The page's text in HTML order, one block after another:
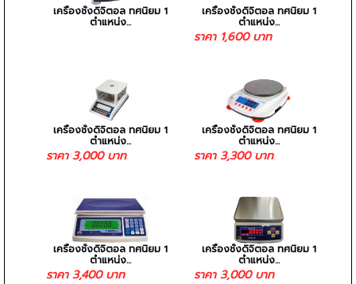
เครื่องชั่งดิจิตอล ทศนิยม 1
ตำแหน่ง...
เครื่องชั่งดิจิตอล ทศนิยม 1
ตำแหน่ง...
ราคา 1,600 บาท
เครื่องชั่งดิจิตอล ทศนิยม 1
ตำแหน่ง...
ราคา 3,000 บาท
เครื่องชั่งดิจิตอล ทศนิยม 1
ตำแหน่ง...
ราคา 3,300 บาท
เครื่องชั่งดิจิตอล ทศนิยม 1
ตำแหน่ง...
ราคา 3,400 บาท
เครื่องชั่งดิจิตอล ทศนิยม 1
ตำแหน่ง...
ราคา 3,000 บาท